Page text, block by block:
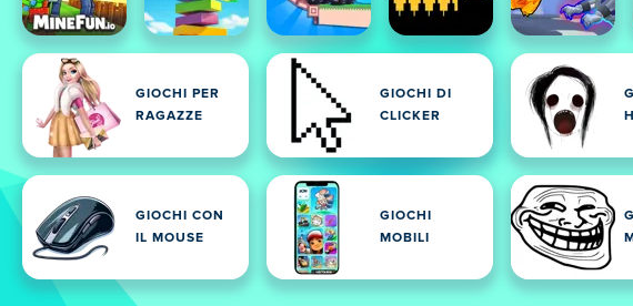
GIOCHI PER
RAGAZZE
GIOCHI DI
CLICKER
GIOCHI CON
IL MOUSE
GIOCHI
MOBILI